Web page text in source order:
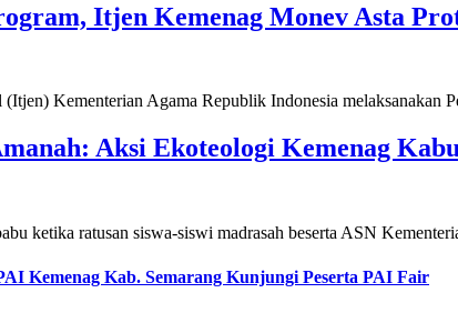
Itjen Kemenag Monev Asta
(Itjen) Kementerian Agama Republik Indonesia melaksanakan
Aksi Ekoteologi Kemenag
ketika ratusan siswa-siswi madrasah beserta ASN
Kemenag Kab. Semarang Kunjungi Peserta PAI Fair